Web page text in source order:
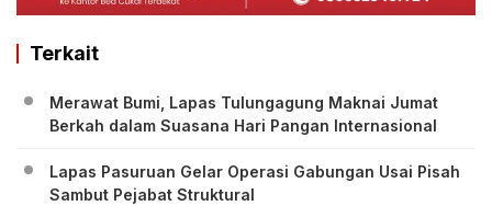
Terkait
Merawat Bumi, Lapas Tulungagung Maknai Jumat
Berkah dalam Suasana Hari Pangan Internasional
Lapas Pasuruan Gelar Operasi Gabungan Usai Pisah
Sambut Pejabat Struktural